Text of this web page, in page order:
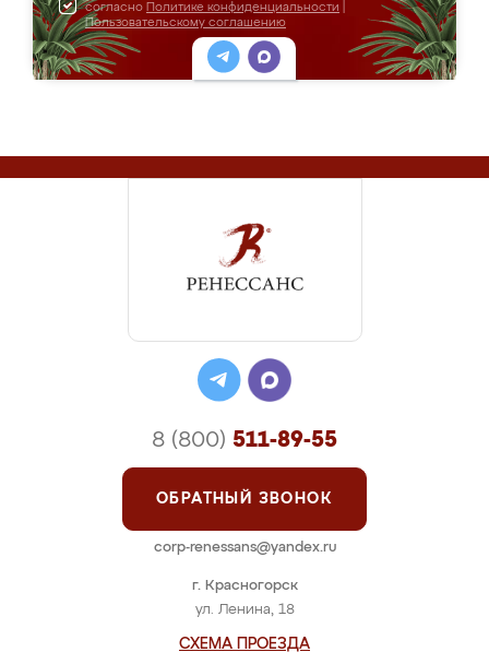
согласно Политике конфиденциальности
Пользовательскому соглашению
г. Красногорск
ул. Ленина, 18
СХЕМА ПРОЕЗДА
8 (800) 511-89-55
ОБРАТНЫЙ ЗВОНОК
corp-renessans@yandex.ru